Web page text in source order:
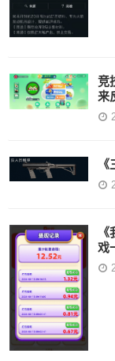
竞
来
戏